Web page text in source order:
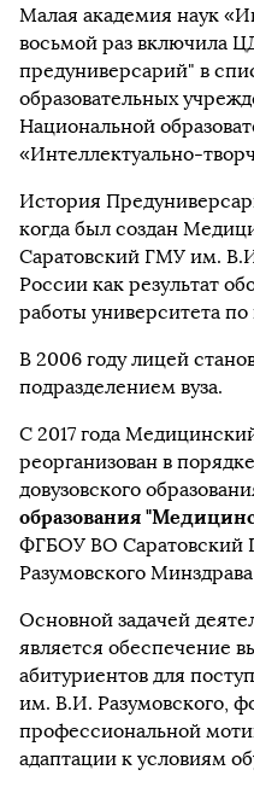
Малая академия наук
восьмой раз включила
предуниверсарий" в
образовательных
Национальной
«Интеллектуально-
История
когда был создан
Саратовский ГМУ им.
России как результат
работы университета по
В 2006 году лицей
подразделением вуза.
С 2017 года
реорганизован в
довузовского
образования
ФГБОУ ВО Саратовский
Разумовского
Основной задачей
является обеспечение
абитуриентов для
им. В.И. Разумовского,
профессиональной
адаптации к условиям